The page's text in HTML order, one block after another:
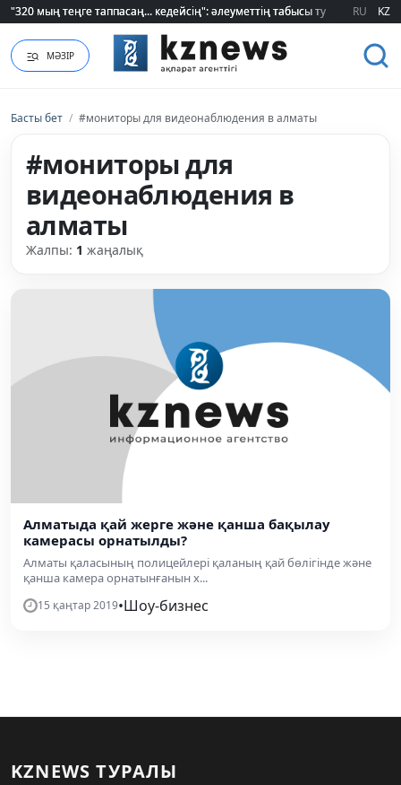
"320 мың теңге таппасаң... кедейсің": әлеуметтің табысы туралы түсінігі
"320 мың теңге таппасаң... кедейсің": әлеуметтің табысы туралы түсінігі
RU KZ
МӘЗІР
Басты бет / #мониторы для видеонаблюдения в алматы
#мониторы для
видеонаблюдения в
алматы
Жалпы: 1 жаңалық
Алматыда қай жерге және қанша бақылау
камерасы орнатылды?
Алматы қаласының полицейлері қаланың қай бөлігінде және
қанша камера орнатынғанын х...
15 қаңтар 2019•Шоу-бизнес
KZNEWS ТУРАЛЫ